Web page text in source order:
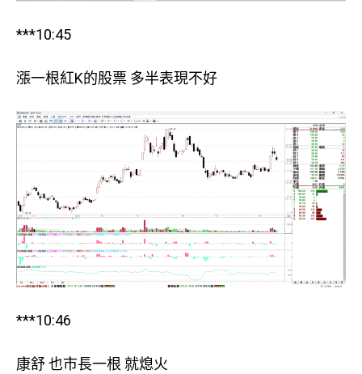
***10:45
漲一根紅K的股票 多半表現不好
***10:46
康舒 也市長一根 就熄火